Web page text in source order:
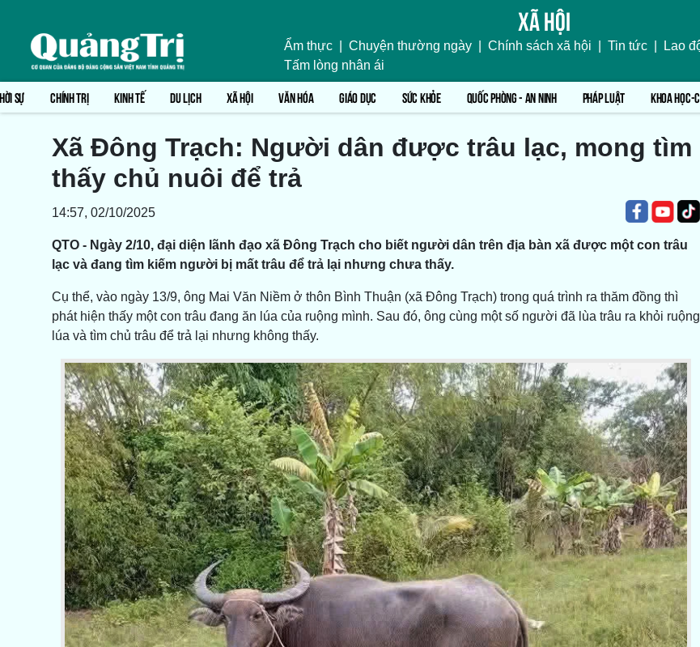
Xã hội
Ẩm thực Chuyện thường ngày Chính sách xã hội Tin tức Lao
Tấm lòng nhân ái
SỰ CHÍNH TRỊ KINH TẾ DU LỊCH XÃ HỘI VĂN HÓA GIÁO DỤC SỨC KHỎE QUỐC PHÒNG - AN NINH PHÁP LUẬT KHOA HỌC-
Xã Đông Trạch: Người dân được trâu lạc, mong tìm
thấy chủ nuôi để trả
14:57, 02/10/2025
QTO - Ngày 2/10, đại diện lãnh đạo xã Đông Trạch cho biết người dân trên địa bàn xã được một con trâu
lạc và đang tìm kiếm người bị mất trâu để trả lại nhưng chưa thấy.
Cụ thể, vào ngày 13/9, ông Mai Văn Niềm ở thôn Bình Thuận (xã Đông Trạch) trong quá trình ra thăm đồng thì
phát hiện thấy một con trâu đang ăn lúa của ruộng mình. Sau đó, ông cùng một số người đã lùa trâu ra khỏi ruộng
lúa và tìm chủ trâu để trả lại nhưng không thấy.